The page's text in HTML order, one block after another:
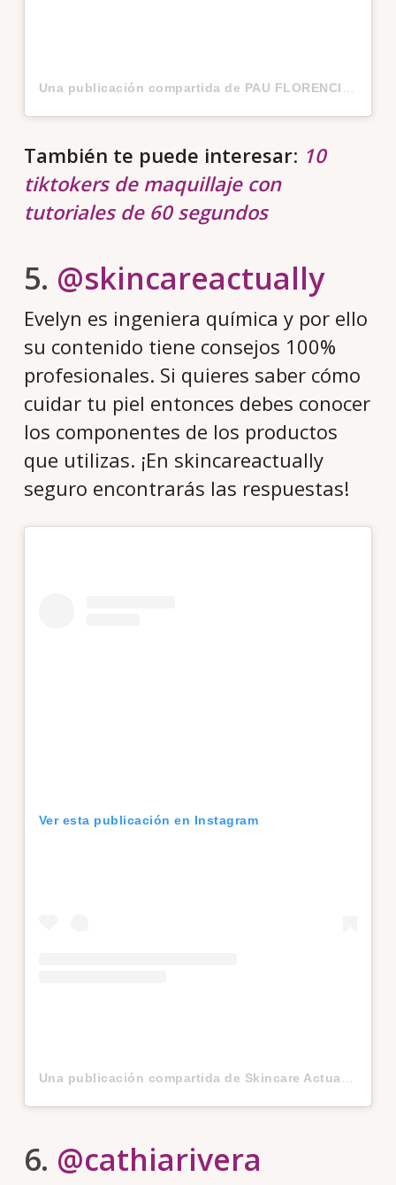
También te puede interesar: 10
tiktokers de maquillaje con
tutoriales de 60 segundos
5. @skincareactually
Evelyn es ingeniera química y por ello
su contenido tiene consejos 100%
profesionales. Si quieres saber cómo
cuidar tu piel entonces debes conocer
los componentes de los productos
que utilizas. ¡En skincareactually
seguro encontrarás las respuestas!
Ver esta publicación en Instagram
Una publicación compartida de Skincare Actually (@skincareactually)
6. @cathiarivera